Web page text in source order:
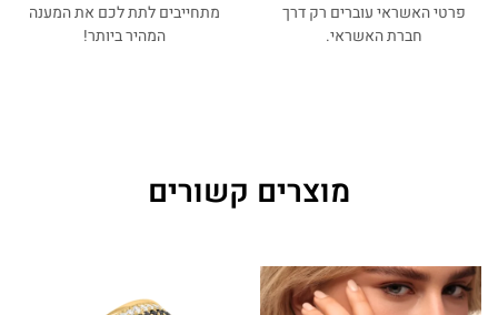
מתחייבים לתת לכם את המענה
המהיר ביותר!
פרטי האשראי עוברים רק דרך
חברת האשראי.
מוצרים קשורים